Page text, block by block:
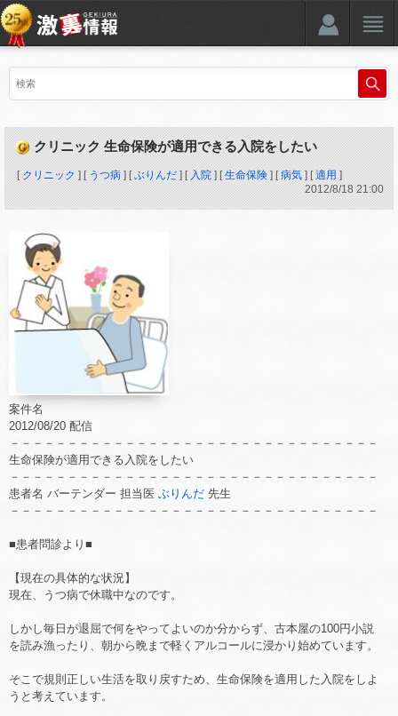
クリニック 生命保険が適用できる入院をしたい
[ クリニック ] [ うつ病 ] [ぶりんだ ] [ 入院 ] [生命保険 ] [病気 ] [適用 ]
2012/8/18 21:00
案件名
2012/08/20 配信
－－－－－－－－－－－－－－－－－－－－－－－－－－－－－－－－
生命保険が適用できる入院をしたい
－－－－－－－－－－－－－－－－－－－－－－－－－－－－－－－－
患者名 バーテンダー 担当医 ぶりんだ 先生
－－－－－－－－－－－－－－－－－－－－－－－－－－－－－－－－
■患者問診より■
【現在の具体的な状況】
現在、うつ病で休職中なのです。
しかし毎日が退屈で何をやってよいのか分からず、古本屋の100円小説
を読み漁ったり、朝から晩まで軽くアルコールに浸かり始めています。
そこで規則正しい生活を取り戻すため、生命保険を適用した入院をしよ
うと考えています。